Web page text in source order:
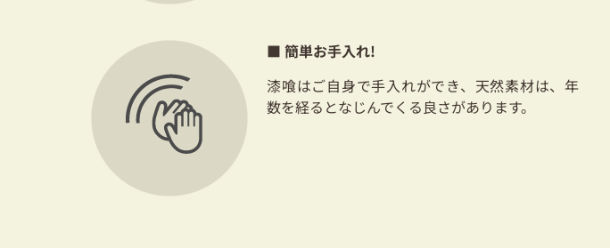
■ 簡単お手入れ!
漆喰はご自身で手入れができ、天然素材は、年
数を経るとなじんでくる良さがあります。